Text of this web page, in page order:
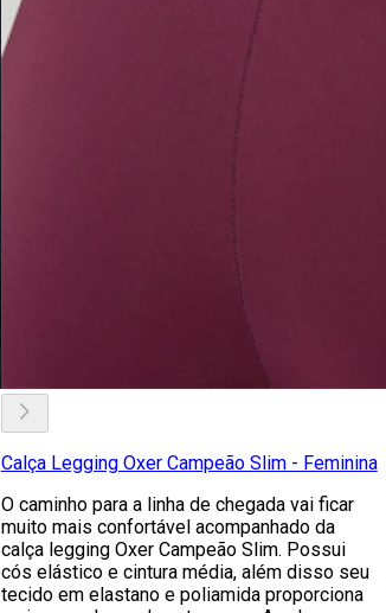
Calça Legging Oxer Campeão Slim - Feminina
O caminho para a linha de chegada vai ficar
muito mais confortável acompanhado da
calça legging Oxer Campeão Slim. Possui
cós elástico e cintura média, além disso seu
tecido em elastano e poliamida proporciona